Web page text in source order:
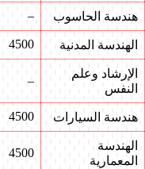
هندسة الحاسوب –
الهندسة المدنية 4500
الإرشاد وعلم
النفس
–
هندسة السيارات 4500
الهندسة
المعمارية
4500